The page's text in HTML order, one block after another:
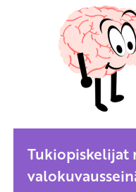
Tukiopiskelijat